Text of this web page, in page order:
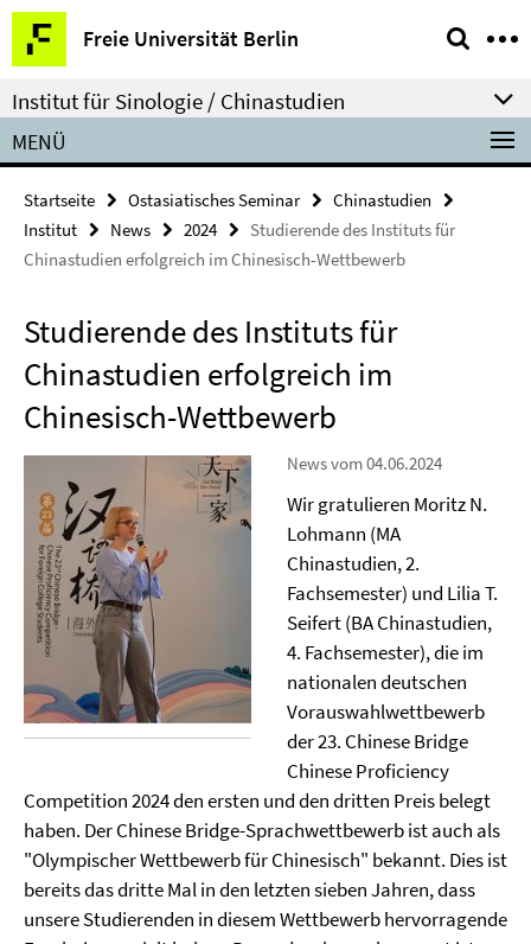
Springe
direkt
zu
Inhalt
Freie Universität Berlin
Service-
Navigation
Institut für Sinologie / Chinastudien
MENÜ
Startseite Ostasiatisches Seminar
Chinastudien
Institut
News 2024
Studierende des Instituts für
Chinastudien erfolgreich im Chinesisch-Wettbewerb
Studierende des Instituts für
Chinastudien erfolgreich im
Chinesisch-Wettbewerb
News vom 04.06.2024
Wir gratulieren Moritz N.
Lohmann (MA
Chinastudien, 2.
Fachsemester) und Lilia T.
Seifert (BA Chinastudien,
4. Fachsemester), die im
nationalen deutschen
Vorauswahlwettbewerb
der 23. Chinese Bridge
Chinese Proficiency
Competition 2024 den ersten und den dritten Preis belegt
haben. Der Chinese Bridge-Sprachwettbewerb ist auch als
"Olympischer Wettbewerb für Chinesisch" bekannt. Dies ist
bereits das dritte Mal in den letzten sieben Jahren, dass
unsere Studierenden in diesem Wettbewerb hervorragende